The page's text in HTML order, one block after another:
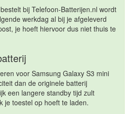
bij Telefoon-Batterijen.nl wordt
werkdag al bij je afgeleverd
je hoeft hiervoor dus niet thuis te
voor Samsung Galaxy S3 mini
dan de originele batterij
een langere standby tijd zult
je toestel op hoeft te laden.